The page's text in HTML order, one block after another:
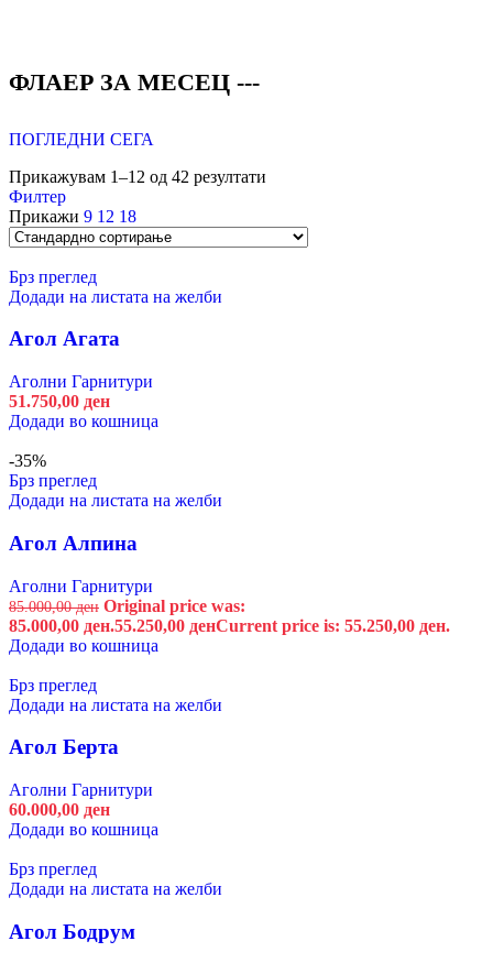
ФЛАЕР ЗА МЕСЕЦ ---
ПОГЛЕДНИ СЕГА
Прикажувам 1–12 од 42 резултати
Филтер
Прикажи 9 12 18
Брз преглед
Додади на листата на желби
Агол Агата
Аголни Гарнитури
51.750,00 ден
Додади во кошница
-35%
Брз преглед
Додади на листата на желби
Агол Алпина
Аголни Гарнитури
85.000,00ден Original price was:
85.000,00 ден.55.250,00 денCurrent price is: 55.250,00 ден.
Додади во кошница
Брз преглед
Додади на листата на желби
Агол Берта
Аголни Гарнитури
60.000,00 ден
Додади во кошница
Брз преглед
Додади на листата на желби
Агол Бодрум